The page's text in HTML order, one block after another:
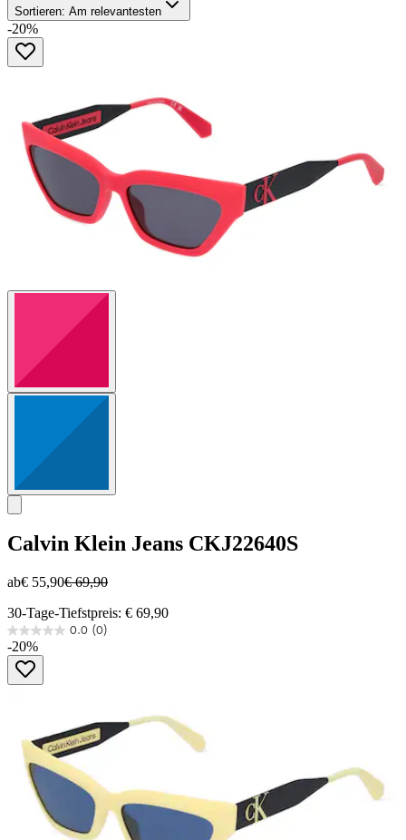
Sortieren: Am relevantesten
-20%
Calvin Klein Jeans CKJ22640S
ab€ 55,90€ 69,90
30-Tage-Tiefstpreis: € 69,90
0.0 (0)
0.0
von
Sternen.
-20%